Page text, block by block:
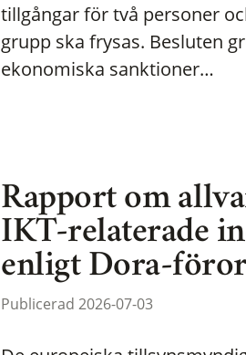
tillgångar för två personer
grupp ska frysas. Besluten
ekonomiska sanktioner…
Rapport om
IKT-relaterade
enligt Dora-
Publicerad 2026-07-03